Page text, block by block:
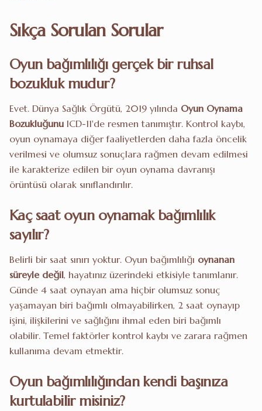
Sıkça Sorulan Sorular
Oyun bağımlılığı gerçek bir ruhsal
bozukluk mudur?
Evet. Dünya Sağlık Örgütü, 2019 yılında Oyun Oynama
Bozukluğunu ICD-11'de resmen tanımıştır. Kontrol kaybı,
oyun oynamaya diğer faaliyetlerden daha fazla öncelik
verilmesi ve olumsuz sonuçlara rağmen devam edilmesi
ile karakterize edilen bir oyun oynama davranışı
örüntüsü olarak sınıflandırılır.
Kaç saat oyun oynamak bağımlılık
sayılır?
Belirli bir saat sınırı yoktur. Oyun bağımlılığı oynanan
süreyle değil, hayatınız üzerindeki etkisiyle tanımlanır.
Günde 4 saat oynayan ama hiçbir olumsuz sonuç
yaşamayan biri bağımlı olmayabilirken, 2 saat oynayıp
işini, ilişkilerini ve sağlığını ihmal eden biri bağımlı
olabilir. Temel faktörler kontrol kaybı ve zarara rağmen
kullanıma devam etmektir.
Oyun bağımlılığından kendi başınıza
kurtulabilir misiniz?